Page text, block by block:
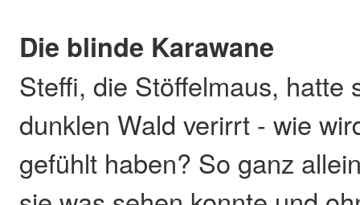
Die blinde Karawane
Steffi, die Stöffelmaus, hatte
dunklen Wald verirrt - wie
gefühlt haben? So ganz